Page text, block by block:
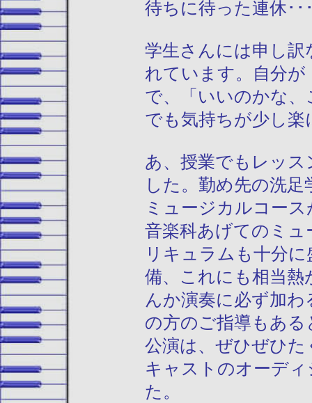
待ちに待った連休･
学生さんには申し
れています。自分
で、「いいのかな
でも気持ちが少し楽
あ、授業でもレッ
した。勤め先の洗
ミュージカルコー
音楽科あげてのミ
リキュラムも十分
備、これにも相当
んか演奏に必ず加
の方のご指導もあ
公演は、ぜひぜひ
キャストのオーデ
た。